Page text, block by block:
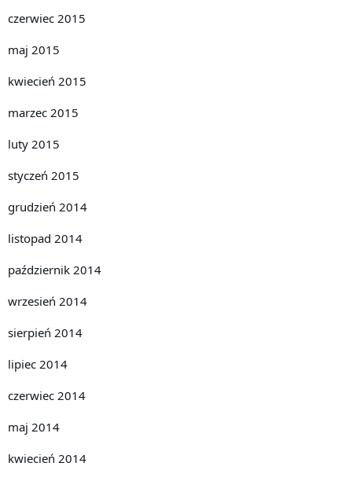
czerwiec 2015
maj 2015
kwiecień 2015
marzec 2015
luty 2015
styczeń 2015
grudzień 2014
listopad 2014
październik 2014
wrzesień 2014
sierpień 2014
lipiec 2014
czerwiec 2014
maj 2014
kwiecień 2014